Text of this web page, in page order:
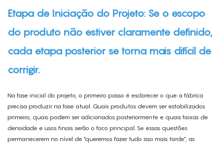
Etapa de Iniciação do Projeto: Se o escopo
do produto não estiver claramente definido,
cada etapa posterior se torna mais difícil de
corrigir.
Na fase inicial do projeto, o primeiro passo é esclarecer o que a fábrica
precisa produzir na fase atual. Quais produtos devem ser estabilizados
primeiro, quais podem ser adicionados posteriormente e quais faixas de
densidade e usos finais serão o foco principal. Se essas questões
permanecerem no nível de "queremos fazer tudo isso mais tarde", as